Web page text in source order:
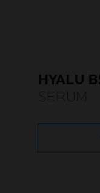
HYALU
SERUM